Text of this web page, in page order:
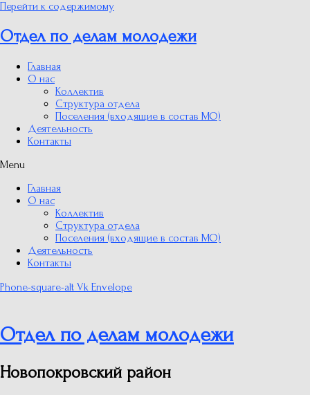
Перейти к содержимому
Отдел по делам молодежи
Главная
О нас
Коллектив
Структура отдела
Поселения (входящие в состав МО)
Деятельность
Контакты
Menu
Главная
О нас
Коллектив
Структура отдела
Поселения (входящие в состав МО)
Деятельность
Контакты
Phone-square-alt Vk Envelope
Отдел по делам молодежи
Новопокровский район